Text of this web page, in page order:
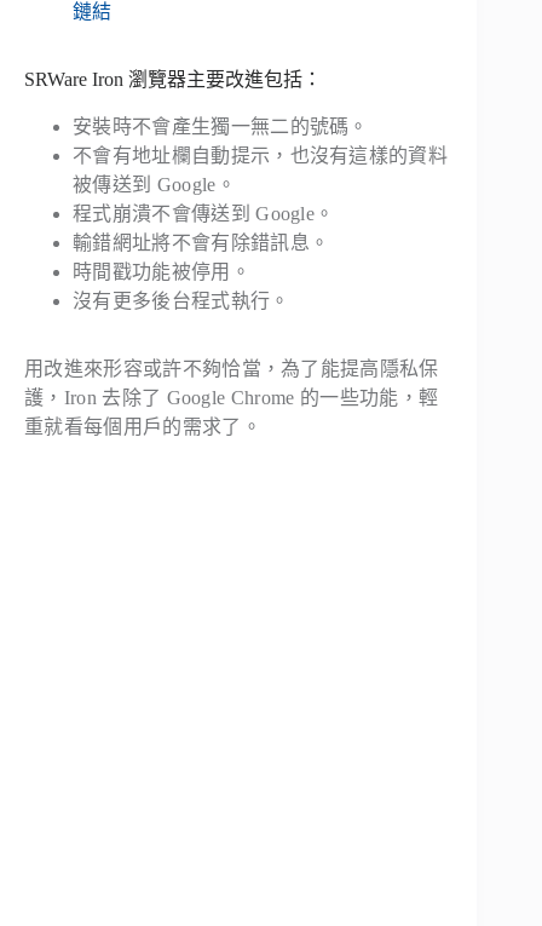
鏈結
SRWare Iron 瀏覽器主要改進包括：
安裝時不會產生獨一無二的號碼。
不會有地址欄自動提示，也沒有這樣的資料
被傳送到 Google。
程式崩潰不會傳送到 Google。
輸錯網址將不會有除錯訊息。
時間戳功能被停用。
沒有更多後台程式執行。
用改進來形容或許不夠恰當，為了能提高隱私保
護，Iron 去除了 Google Chrome 的一些功能，輕
重就看每個用戶的需求了。